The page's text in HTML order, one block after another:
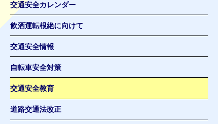
交通安全カレンダー
飲酒運転根絶に向けて
交通安全情報
自転車安全対策
交通安全教育
道路交通法改正